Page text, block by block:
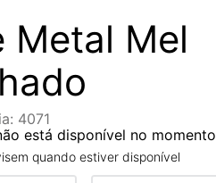
Metal Mel
: 4071
está disponível no momento
quando estiver disponível